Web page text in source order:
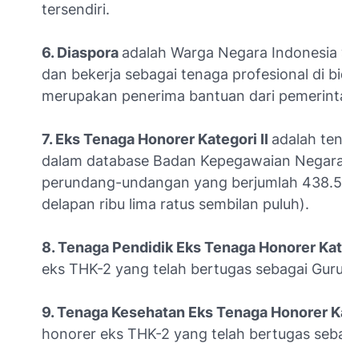
tersendiri.
6. Diaspora adalah Warga Negara
dan bekerja sebagai tenaga profesional di
merupakan penerima bantuan dari
7. Eks Tenaga Honorer Kategori II adalah
dalam database Badan Kepegawaian
perundang-undangan yang berjumlah
delapan ribu lima ratus sembilan puluh).
8. Tenaga Pendidik Eks Tenaga Honorer
eks THK-2 yang telah bertugas sebagai
9. Tenaga Kesehatan Eks Tenaga Honorer
honorer eks THK-2 yang telah bertugas